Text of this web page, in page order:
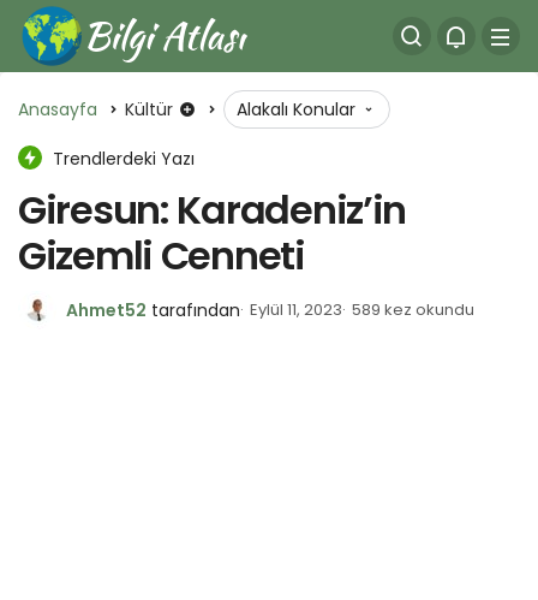
Anasayfa Kültür Alakalı Konular
Trendlerdeki Yazı
Giresun: Karadeniz’in
Gizemli Cenneti
Ahmet52 tarafından Eylül 11, 2023 589 kez okundu